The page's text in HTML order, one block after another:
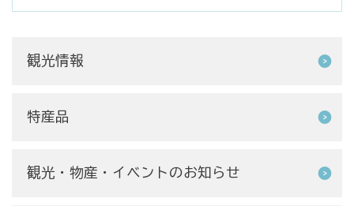
観光情報
特産品
観光・物産・イベントのお知らせ